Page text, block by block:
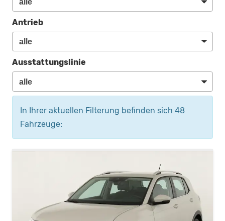
Antrieb
Ausstattungslinie
In Ihrer aktuellen Filterung befinden sich 48
Fahrzeuge: